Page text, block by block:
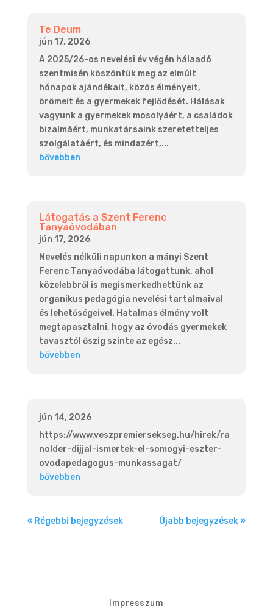
Te Deum
jún 17, 2026
A 2025/26-os nevelési év végén hálaadó
szentmisén köszöntük meg az elmúlt
hónapok ajándékait, közös élményeit,
örömeit és a gyermekek fejlődését. Hálásak
vagyunk a gyermekek mosolyáért, a családok
bizalmáért, munkatársaink szeretetteljes
szolgálatáért, és mindazért,...
bővebben
Látogatás a Szent Ferenc
Tanyaóvodában
jún 17, 2026
Nevelés nélküli napunkon a mányi Szent
Ferenc Tanyaóvodába látogattunk, ahol
közelebbről is megismerkedhettünk az
organikus pedagógia nevelési tartalmaival
és lehetőségeivel. Hatalmas élmény volt
megtapasztalni, hogy az óvodás gyermekek
tavasztól őszig szinte az egész...
bővebben
jún 14, 2026
https://www.veszpremiersekseg.hu/hirek/ra
nolder-dijjal-ismertek-el-somogyi-eszter-
ovodapedagogus-munkassagat/
bővebben
« Régebbi bejegyzések Újabb bejegyzések »
Impresszum